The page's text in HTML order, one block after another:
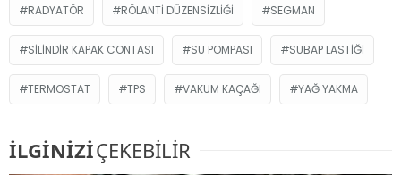
RADYATÖR RÖLANTI DÜZENSIZLIĞI SEGMAN
SILINDIR KAPAK CONTASI SU POMPASI SUBAP LASTIĞI
TERMOSTAT TPS VAKUM KAÇAĞI YAĞ YAKMA
İLGİNİZİÇEKEBİLİR